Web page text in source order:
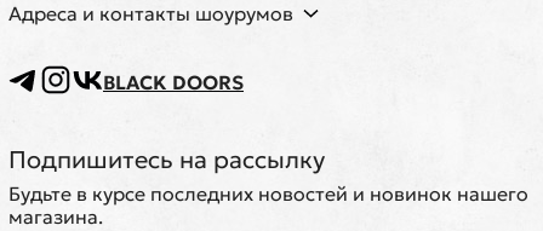
Адреса и контакты шоурумов
BLACK DOORS
Подпишитесь на рассылку
Будьте в курсе последних новостей и новинок нашего
магазина.